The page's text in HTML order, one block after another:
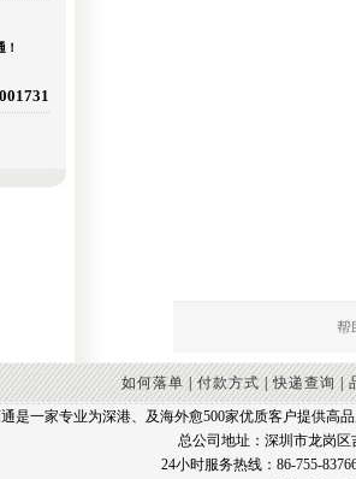
如何落单|付款方式|快递查询|
是一家专业为深港、及海外愈500家优质客户提供高
总公司地址：深圳市龙岗
24小时服务热线：86-755-